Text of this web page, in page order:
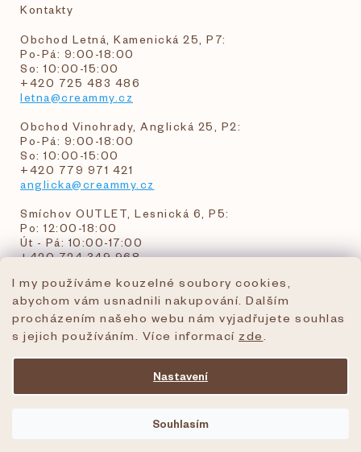
I my používáme kouzelné soubory cookies,
abychom vám usnadnili nakupování. Dalším
procházením našeho webu nám vyjadřujete souhlas
s jejich používáním. Více informací zde
Nastavení
Souhlasím
Kontakty
Obchod Letná, Kamenická 25, P7:
Po-Pá: 9:00-18:00
So: 10:00-15:00
+420 725 483 486
letna@creammy.cz
Obchod Vinohrady, Anglická 25, P2:
Po-Pá: 9:00-18:00
So: 10:00-15:00
+420 779 971 421
anglicka@creammy.cz
Smíchov OUTLET, Lesnická 6, P5:
Po: 12:00-18:00
Út - Pá: 10:00-17:00
+420 724 349 968
objednavky@creammy.cz
tel:+420 724 349 968
creammy.cz